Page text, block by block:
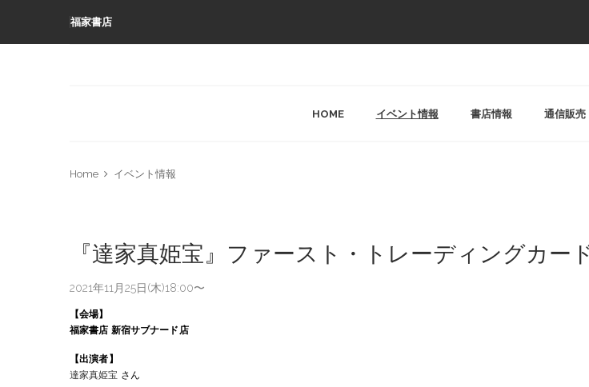
福家書店
HOME イベント情報 書店情報 通信販売
Home イベント情報
『達家真姫宝』ファースト・トレーディングカー
2021年11月25日(木)18:00〜
【会場】
福家書店 新宿サブナード店
【出演者】
達家真姫宝 さん